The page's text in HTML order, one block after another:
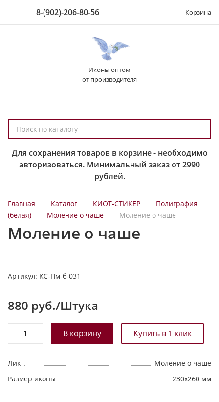
8-(902)-206-80-56 Корзина
Иконы оптом
от производителя
о
к
а
т
а
г
Для сохранения товаров в корзине - необходимо
авторизоваться. Минимальный заказ от 2990
рублей.
Главная Каталог КИОТ-СТИКЕР
Полиграфия
(белая)
Моление о чаше Моление о чаше
Моление о чаше
Артикул: КС-Пм-б-031
880 руб./Штука
Лик
Моление о чаше
Размер иконы
230х260 мм